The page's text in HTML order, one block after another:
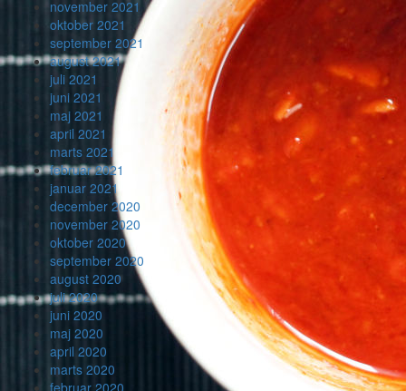
november 2021
oktober 2021
september 2021
august 2021
juli 2021
juni 2021
maj 2021
april 2021
marts 2021
februar 2021
januar 2021
december 2020
november 2020
oktober 2020
september 2020
august 2020
juli 2020
juni 2020
maj 2020
april 2020
marts 2020
februar 2020